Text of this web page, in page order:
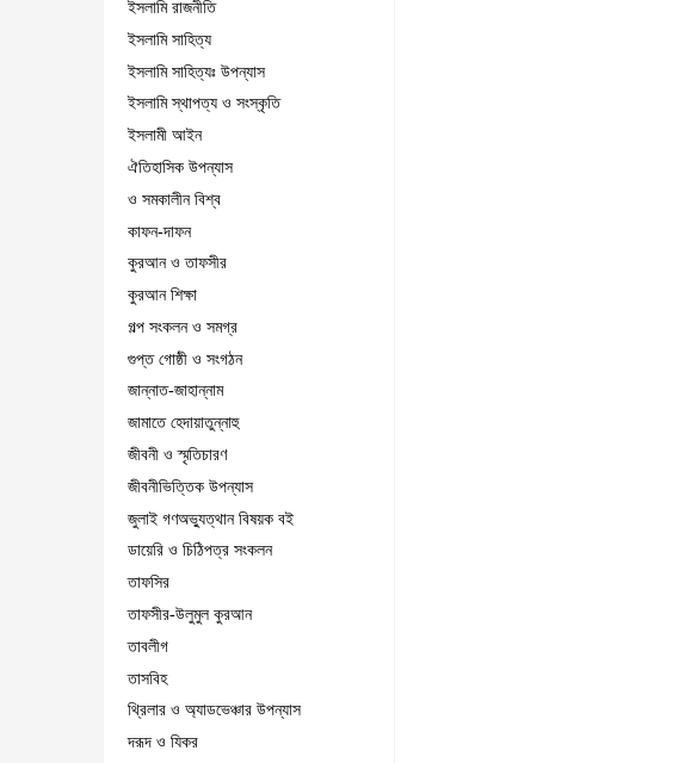
ইসলামি রাজনীতি
ইসলামি সাহিত্য
ইসলামি সাহিত্যঃ উপন্যাস
ইসলামি স্থাপত্য ও সংস্কৃতি
ইসলামী আইন
ঐতিহাসিক উপন্যাস
ও সমকালীন বিশ্ব
কাফন-দাফন
কুরআন ও তাফসীর
কুরআন শিক্ষা
গল্প সংকলন ও সমগ্র
গুপ্ত গোষ্ঠী ও সংগঠন
জান্নাত-জাহান্নাম
জামাতে হেদায়াতুন্নাহু
জীবনী ও স্মৃতিচারণ
জীবনীভিত্তিক উপন্যাস
জুলাই গণঅভ্যুত্থান বিষয়ক বই
ডায়েরি ও চিঠিপত্র সংকলন
তাফসির
তাফসীর-উলুমুল কুরআন
তাবলীগ
তাসবিহ
থ্রিলার ও অ্যাডভেঞ্চার উপন্যাস
দরূদ ও যিকর